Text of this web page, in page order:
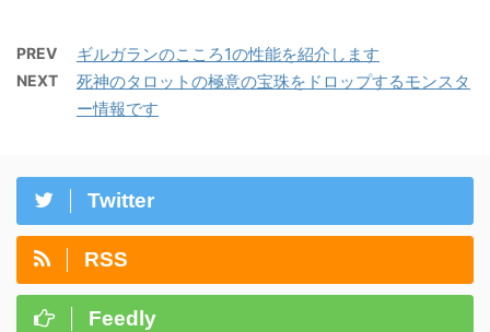
PREV ギルガランのこころ1の性能を紹介します
NEXT
死神のタロットの極意の宝珠をドロップするモンスタ
ー情報です
Twitter
RSS
Feedly